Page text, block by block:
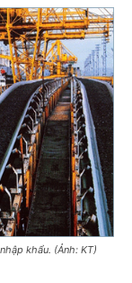
khẩu. (Ảnh: KT)